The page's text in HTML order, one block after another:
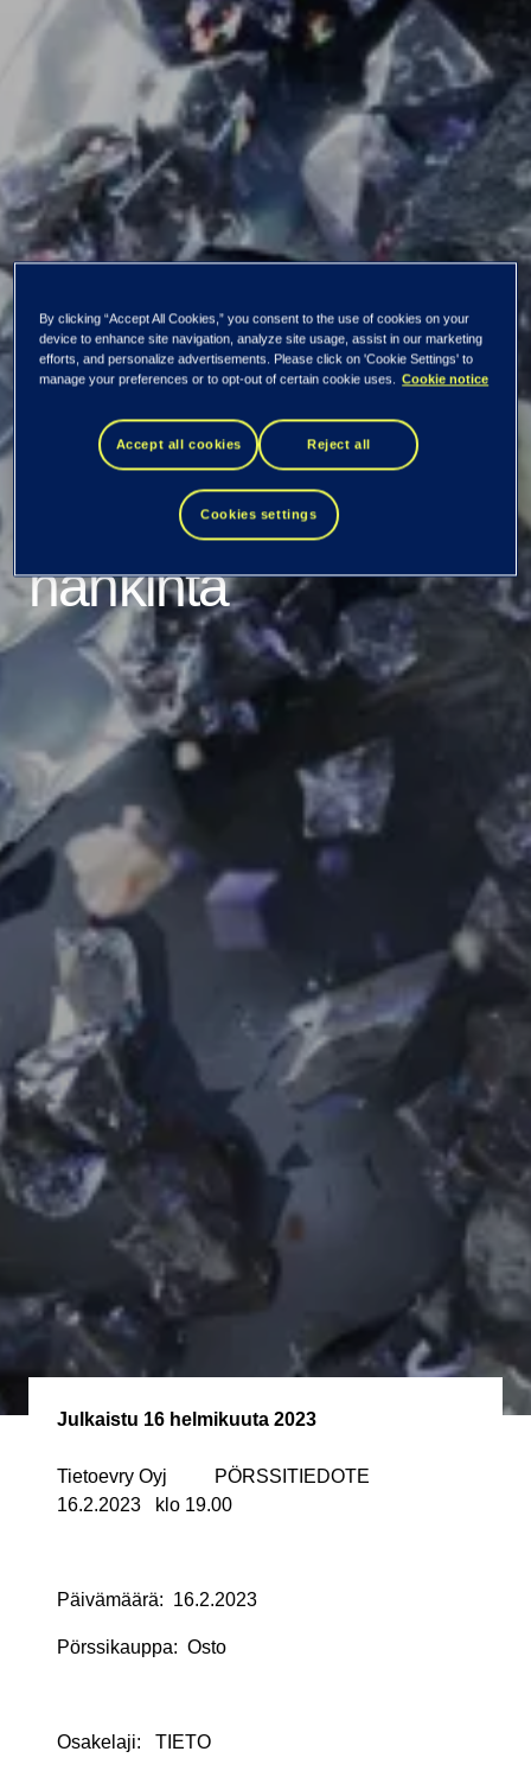
Kaikki uutiset ja tiedotteet
Omien osakkeiden
hankinta
Julkaistu 16 helmikuuta 2023
Tietoevry Oyj
PÖRSSITIEDOTE
16.2.2023
klo 19.00
Päivämäärä: 16.2.2023
Pörssikauppa: Osto
Osakelaji: TIETO
By clicking “Accept All Cookies,” you consent to the use of cookies on your
device to enhance site navigation, analyze site usage, assist in our marketing
efforts, and personalize advertisements. Please click on 'Cookie Settings' to
manage your preferences or to opt-out of certain cookie uses. Cookie notice
Accept all cookies Reject all
Cookies settings